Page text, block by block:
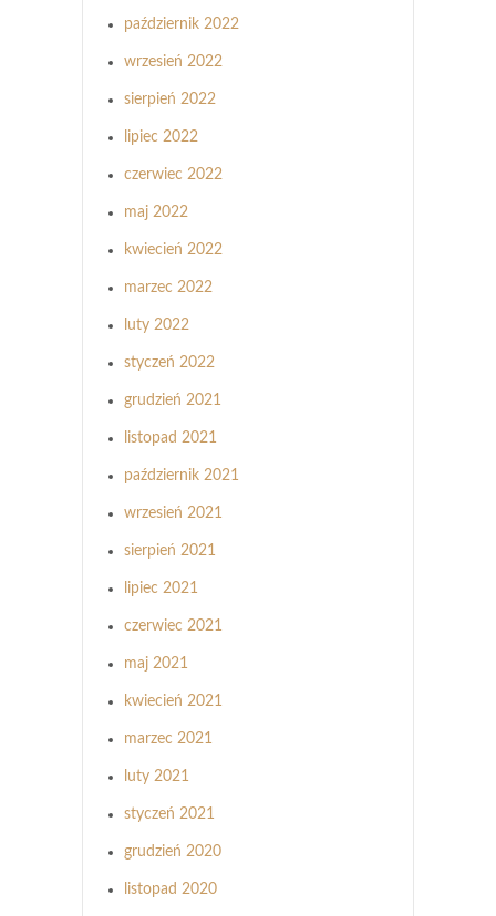
październik 2022
wrzesień 2022
sierpień 2022
lipiec 2022
czerwiec 2022
maj 2022
kwiecień 2022
marzec 2022
luty 2022
styczeń 2022
grudzień 2021
listopad 2021
październik 2021
wrzesień 2021
sierpień 2021
lipiec 2021
czerwiec 2021
maj 2021
kwiecień 2021
marzec 2021
luty 2021
styczeń 2021
grudzień 2020
listopad 2020